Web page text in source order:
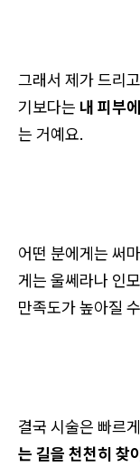
그래서 제가 드리
기보다는 내 피부
는 거예요.
어떤 분에게는 써
게는 울쎄라나 인
만족도가 높아질
결국 시술은 빠르
는 길을 천천히 찾